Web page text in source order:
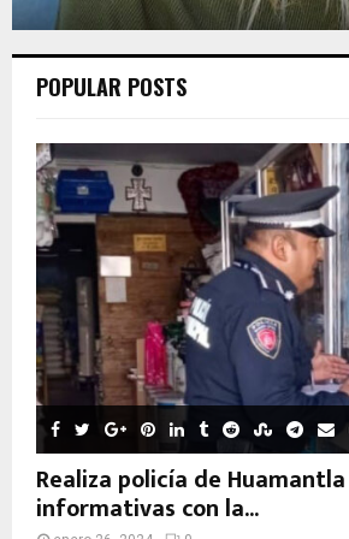
POPULAR POSTS
Realiza policía de
informativas con la...